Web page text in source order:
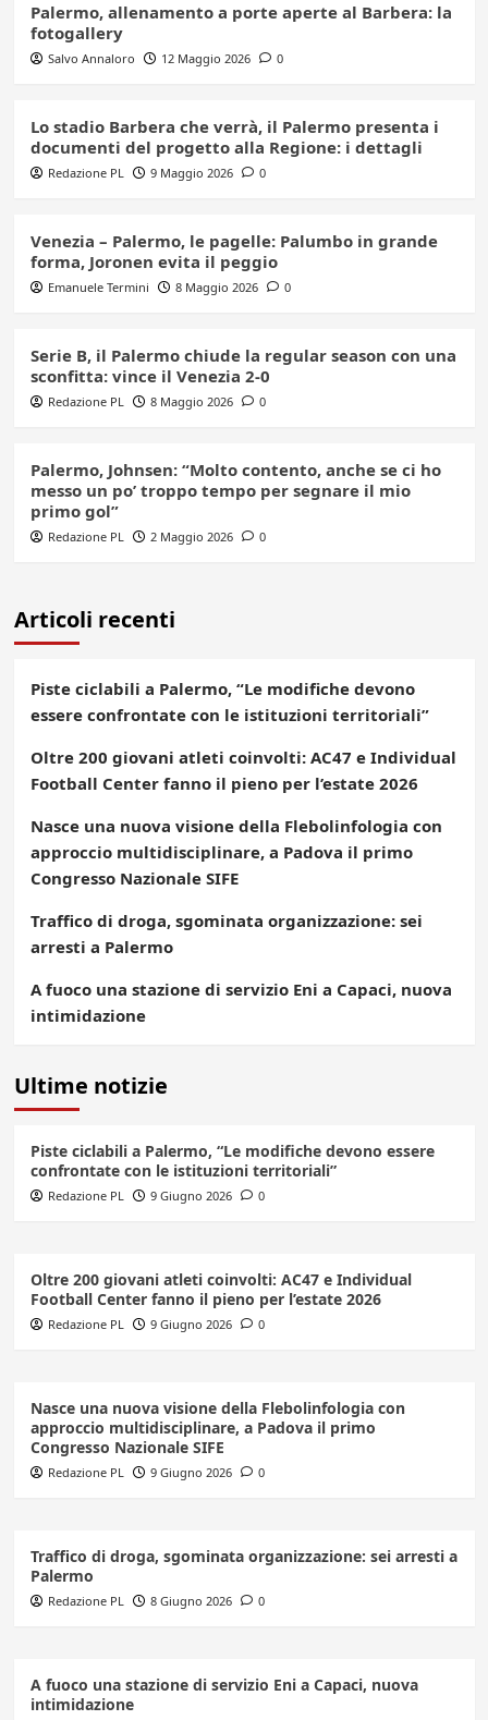
Palermo, allenamento a porte aperte al Barbera: la
fotogallery
Salvo Annaloro 12 Maggio 2026 0
Lo stadio Barbera che verrà, il Palermo presenta i
documenti del progetto alla Regione: i dettagli
Redazione PL 9 Maggio 2026 0
Venezia – Palermo, le pagelle: Palumbo in grande
forma, Joronen evita il peggio
Emanuele Termini 8 Maggio 2026 0
Serie B, il Palermo chiude la regular season con una
sconfitta: vince il Venezia 2-0
Redazione PL 8 Maggio 2026 0
Palermo, Johnsen: “Molto contento, anche se ci ho
messo un po’ troppo tempo per segnare il mio
primo gol”
Redazione PL 2 Maggio 2026 0
Articoli recenti
Piste ciclabili a Palermo, “Le modifiche devono
essere confrontate con le istituzioni territoriali”
Oltre 200 giovani atleti coinvolti: AC47 e Individual
Football Center fanno il pieno per l’estate 2026
Nasce una nuova visione della Flebolinfologia con
approccio multidisciplinare, a Padova il primo
Congresso Nazionale SIFE
Traffico di droga, sgominata organizzazione: sei
arresti a Palermo
A fuoco una stazione di servizio Eni a Capaci, nuova
intimidazione
Ultime notizie
Piste ciclabili a Palermo, “Le modifiche devono essere
confrontate con le istituzioni territoriali”
Redazione PL 9 Giugno 2026 0
Oltre 200 giovani atleti coinvolti: AC47 e Individual
Football Center fanno il pieno per l’estate 2026
Redazione PL 9 Giugno 2026 0
Nasce una nuova visione della Flebolinfologia con
approccio multidisciplinare, a Padova il primo
Congresso Nazionale SIFE
Redazione PL 9 Giugno 2026 0
Traffico di droga, sgominata organizzazione: sei arresti a
Palermo
Redazione PL 8 Giugno 2026 0
A fuoco una stazione di servizio Eni a Capaci, nuova
intimidazione